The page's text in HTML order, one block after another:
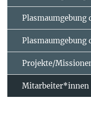
Plasmaumgebung
Projekte/
Mitarbeiter*innen